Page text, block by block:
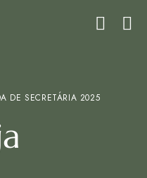
DE SECRETÁRIA 2025